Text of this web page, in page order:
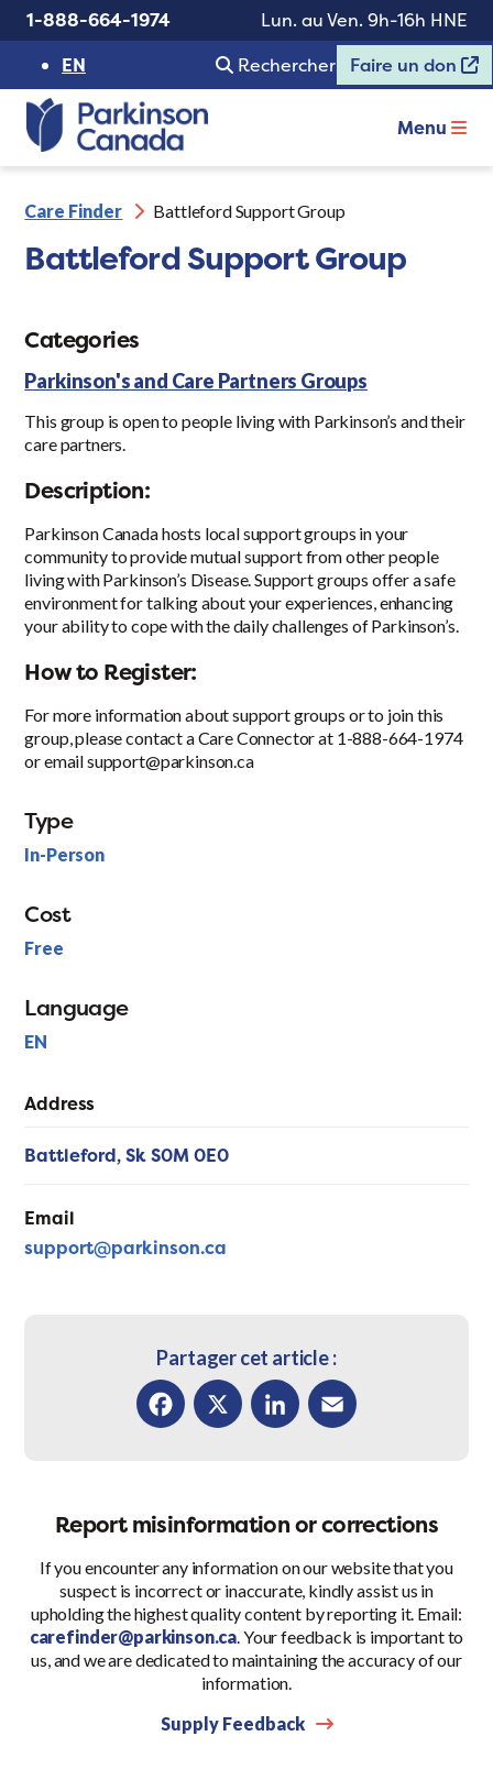
1-888-664-1974
Lun. au Ven. 9h-16h HNE
EN
Rechercher Faire un don
Menu
Care Finder Battleford Support Group
Battleford Support Group
Categories
Parkinson's and Care Partners Groups
This group is open to people living with Parkinson’s and their
care partners.
Description:
Parkinson Canada hosts local support groups in your
community to provide mutual support from other people
living with Parkinson’s Disease. Support groups offer a safe
environment for talking about your experiences, enhancing
your ability to cope with the daily challenges of Parkinson’s.
How to Register:
For more information about support groups or to join this
group, please contact a Care Connector at 1-888-664-1974
or email support@parkinson.ca
Type
In-Person
Cost
Free
Language
EN
Address
Battleford, Sk S0M 0E0
Email
support@parkinson.ca
Partager cet article :
Report misinformation or corrections
If you encounter any information on our website that you
suspect is incorrect or inaccurate, kindly assist us in
upholding the highest quality content by reporting it. Email:
carefinder@parkinson.ca. Your feedback is important to
us, and we are dedicated to maintaining the accuracy of our
information.
Supply Feedback